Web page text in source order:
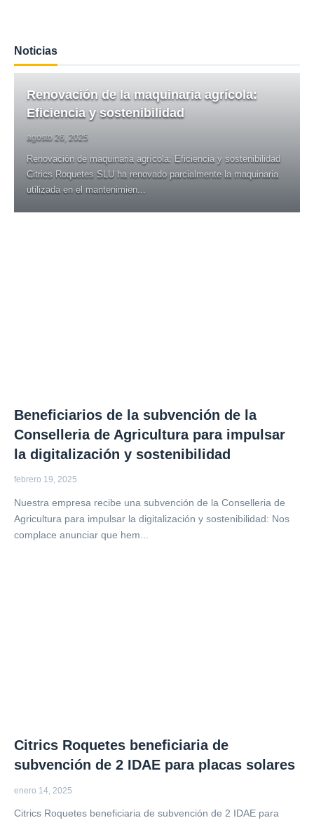
Noticias
Renovación de la maquinaria agrícola:
Eficiencia y sostenibilidad
agosto 26, 2025
Renovación de maquinaria agrícola: Eficiencia y sostenibilidad
Citrics Roquetes SLU ha renovado parcialmente la maquinaria
utilizada en el mantenimien...
Beneficiarios de la subvención de la
Conselleria de Agricultura para impulsar
la digitalización y sostenibilidad
febrero 19, 2025
Nuestra empresa recibe una subvención de la Conselleria de
Agricultura para impulsar la digitalización y sostenibilidad: Nos
complace anunciar que hem...
Citrics Roquetes beneficiaria de
subvención de 2 IDAE para placas solares
enero 14, 2025
Citrics Roquetes beneficiaria de subvención de 2 IDAE para